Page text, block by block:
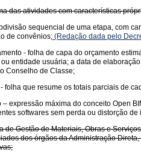
das atividades com características
sequencial de uma etapa, com
de convênios; (Redação dada pelo
- folha de capa do orçamento
entidade usuária; a data de
Conselho de Classe;
folha que resume os totais parciais de
– expressão máxima do conceito Open
softwares sem perda ou distorção de
de Gestão de Materiais, Obras e
dos órgãos da Administração